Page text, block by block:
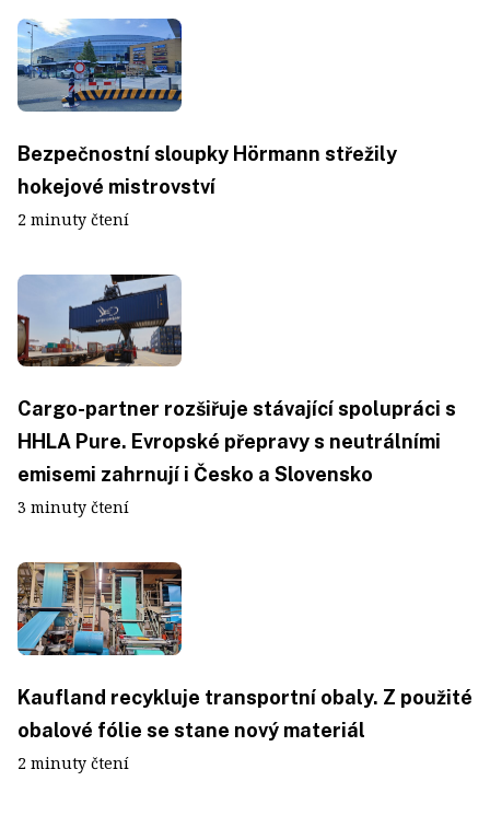
Bezpečnostní sloupky Hörmann střežily
hokejové mistrovství
2 minuty čtení
Cargo-partner rozšiřuje stávající spolupráci s
HHLA Pure. Evropské přepravy s neutrálními
emisemi zahrnují i Česko a Slovensko
3 minuty čtení
Kaufland recykluje transportní obaly. Z použité
obalové fólie se stane nový materiál
2 minuty čtení